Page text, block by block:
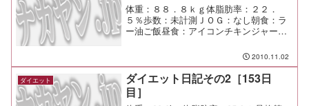
体重：８８．８ｋｇ体脂肪率：２２．
５％歩数：未計測ＪＯＧ：なし朝食：ラ
ー油ご飯昼食：アイコンチキンジャーマ
ガ、水夕食：弥太郎＠溝ノ口間食：メ
モ：朝からずーっと渋谷をうろちょろし
て、夜は溝ノ口で勉強会。 打...
2010.11.02
ダイエット
ダイエット日記その2［153日
目］